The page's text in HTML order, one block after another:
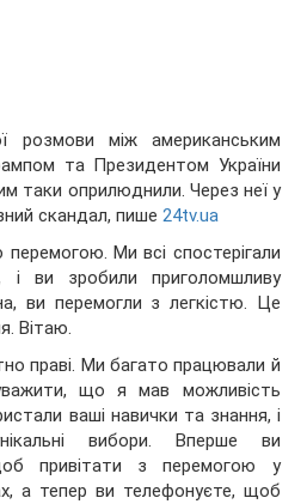
розмови між американським
та Президентом України
таки оприлюднили. Через неї у
скандал, пише 24tv.ua
Ми всі спостерігали
і ви зробили приголомшливу
ви перемогли з легкістю. Це
Вітаю.
праві. Ми багато працювали й
що я мав можливість
ваші навички та знання, і
вибори. Вперше ви
привітати з перемогою у
а тепер ви телефонуєте, щоб